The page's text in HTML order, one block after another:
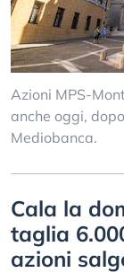
Azioni MPS-
anche oggi,
Mediobanca.
Cala la
taglia
azioni